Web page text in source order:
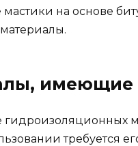
на основе
имеющие
гидроизоляционных
требуется